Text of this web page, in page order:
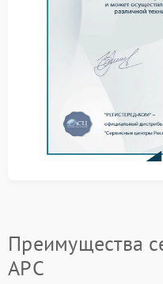
конденсаторов
APC к удлинителям
перегружать линию
отключить устройство
не использовать ИБП
не вскрывать корпус
электроникой.
Куда
неисправности
Преимущества
APC